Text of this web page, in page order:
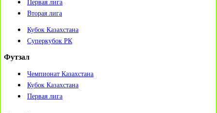
Первая лига
Вторая лига
Кубок Казахстана
Суперкубок РК
Футзал
Чемпионат Казахстана
Кубок Казахстана
Первая лига